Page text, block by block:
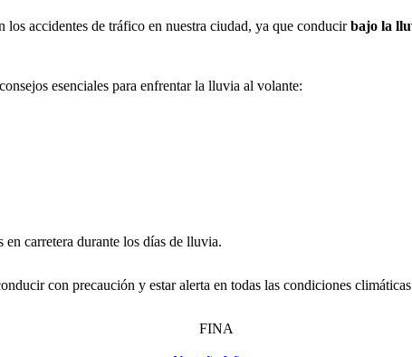
accidentes de tráfico en nuestra ciudad, ya que conducirbajo la
esenciales para enfrentar la lluvia al volante:
carretera durante los días de lluvia.
con precaución y estar alerta en todas las condiciones